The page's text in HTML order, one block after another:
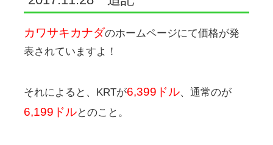
カワサキカナダのホームページにて価格が発
表されていますよ！
それによると、KRTが6,399ドル、通常のが
6,199ドルとのこと。